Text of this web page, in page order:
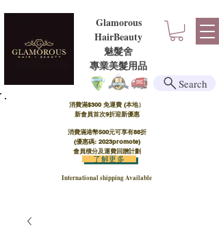
Glamorous
HairBeauty
魅髮舍
​​專業美髮用品
消費滿$300 免運費 (本地）​
新會員首次9折迎新優惠
消費滿港幣500元可享有88折
(優惠碼: 2023promote)
會員積分及運費回贈計劃
International shipping Available
了解更多
Search